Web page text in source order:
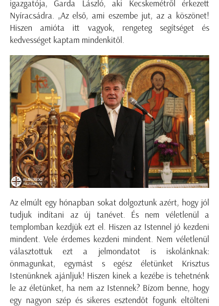
igazgatója, Garda László, aki Kecskemétről érkezett
Nyíracsádra. „Az első, ami eszembe jut, az a köszönet!
Hiszen amióta itt vagyok, rengeteg segítséget és
kedvességet kaptam mindenkitől.
Az elmúlt egy hónapban sokat dolgoztunk azért, hogy jól
tudjuk indítani az új tanévet. És nem véletlenül a
templomban kezdjük ezt el. Hiszen az Istennel jó kezdeni
mindent. Vele érdemes kezdeni mindent. Nem véletlenül
választottuk ezt a jelmondatot is iskolánknak:
önmagunkat, egymást s egész életünket Krisztus
Istenünknek ajánljuk! Hiszen kinek a kezébe is tehetnénk
le az életünket, ha nem az Istennek? Bízom benne, hogy
egy nagyon szép és sikeres esztendőt fogunk eltölteni